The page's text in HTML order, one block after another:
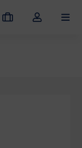
Meine
Dropdown-